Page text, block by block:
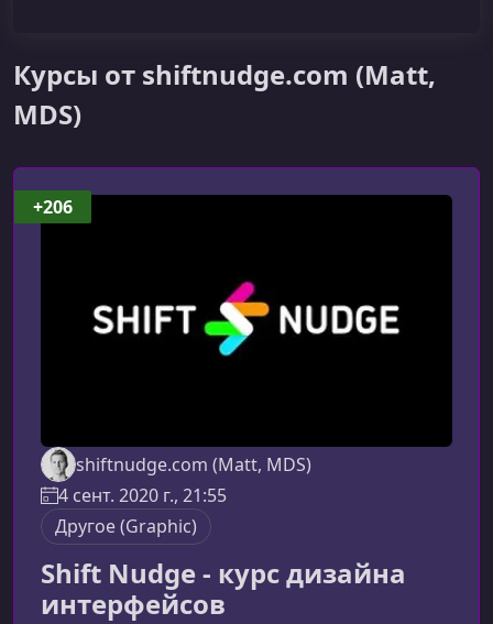
Курсы от shiftnudge.com (Matt,
MDS)
shiftnudge.com (Matt, MDS)
4 сент. 2020 г., 21:55
Другое (Graphic)
Shift Nudge - курс дизайна
интерфейсов
+206